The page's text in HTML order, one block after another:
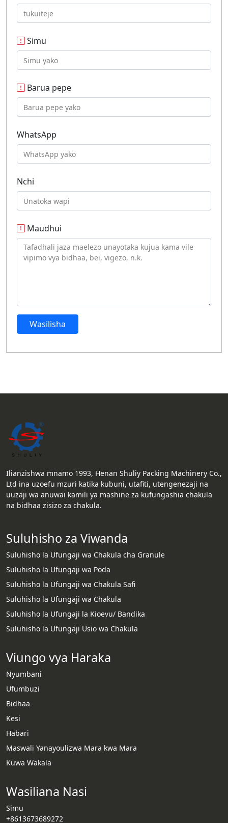
Simu
Barua pepe
WhatsApp
Nchi
Maudhui
Wasilisha
Ilianzishwa mnamo 1993, Henan Shuliy Packing Machinery Co.,
Ltd ina uzoefu mzuri katika kubuni, utafiti, utengenezaji na
uuzaji wa anuwai kamili ya mashine za kufungashia chakula
na bidhaa zisizo za chakula.
Suluhisho za Viwanda
Suluhisho la Ufungaji wa Chakula cha Granule
Suluhisho la Ufungaji wa Poda
Suluhisho la Ufungaji wa Chakula Safi
Suluhisho la Ufungaji wa Chakula
Suluhisho la Ufungaji la Kioevu/ Bandika
Suluhisho la Ufungaji Usio wa Chakula
Viungo vya Haraka
Nyumbani
Ufumbuzi
Bidhaa
Kesi
Habari
Maswali Yanayoulizwa Mara kwa Mara
Kuwa Wakala
Wasiliana Nasi
Simu
+8613673689272